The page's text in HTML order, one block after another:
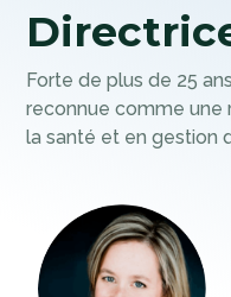
Forte de plus de 25
reconnue comme
la santé et en gestion